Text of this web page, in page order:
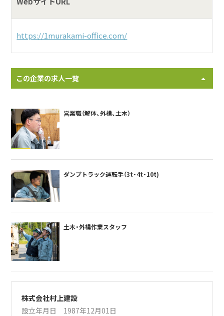
https://1murakami-office.com/
この企業の求人一覧
営業職（解体、外構、土木）
ダンプトラック運転手（3t・4t・10t)
土木・外構作業スタッフ
株式会社村上建設
設立年月日 1987年12月01日